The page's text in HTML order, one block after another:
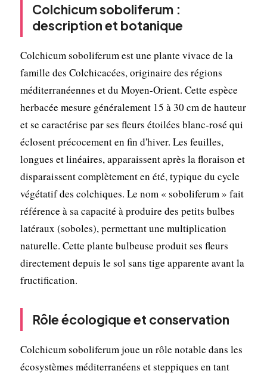
Colchicum soboliferum :
description et botanique
Colchicum soboliferum est une plante vivace de la
famille des Colchicacées, originaire des régions
méditerranéennes et du Moyen-Orient. Cette espèce
herbacée mesure généralement 15 à 30 cm de hauteur
et se caractérise par ses fleurs étoilées blanc-rosé qui
éclosent précocement en fin d'hiver. Les feuilles,
longues et linéaires, apparaissent après la floraison et
disparaissent complètement en été, typique du cycle
végétatif des colchiques. Le nom « soboliferum » fait
référence à sa capacité à produire des petits bulbes
latéraux (soboles), permettant une multiplication
naturelle. Cette plante bulbeuse produit ses fleurs
directement depuis le sol sans tige apparente avant la
fructification.
Rôle écologique et conservation
Colchicum soboliferum joue un rôle notable dans les
écosystèmes méditerranéens et steppiques en tant